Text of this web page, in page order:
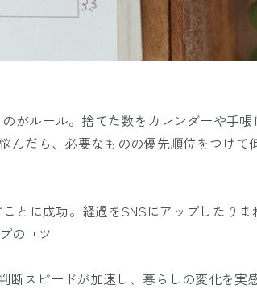
がルール。捨てた数をカレンダーや手
んだら、必要なものの優先順位をつけて
とに成功。経過をSNSにアップしたり
のコツ
断スピードが加速し、暮らしの変化を実